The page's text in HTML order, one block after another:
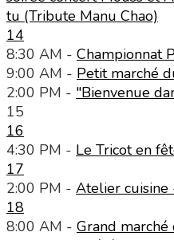
tu (Tribute Manu Chao)
14
8:30 AM - Championnat
9:00 AM - Petit marché
2:00 PM - "Bienvenue
15
16
4:30 PM - Le Tricot en
17
2:00 PM - Atelier cuisine
18
8:00 AM - Grand